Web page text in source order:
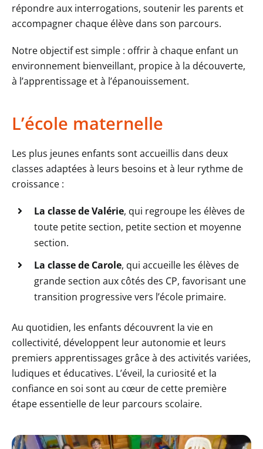
répondre aux interrogations, soutenir les parents et
accompagner chaque élève dans son parcours.
Notre objectif est simple : offrir à chaque enfant un
environnement bienveillant, propice à la découverte,
à l’apprentissage et à l’épanouissement.
L’école maternelle
Les plus jeunes enfants sont accueillis dans deux
classes adaptées à leurs besoins et à leur rythme de
croissance :
La classe de Valérie, qui regroupe les élèves de
toute petite section, petite section et moyenne
section.
La classe de Carole, qui accueille les élèves de
grande section aux côtés des CP, favorisant une
transition progressive vers l’école primaire.
Au quotidien, les enfants découvrent la vie en
collectivité, développent leur autonomie et leurs
premiers apprentissages grâce à des activités variées,
ludiques et éducatives. L’éveil, la curiosité et la
confiance en soi sont au cœur de cette première
étape essentielle de leur parcours scolaire.